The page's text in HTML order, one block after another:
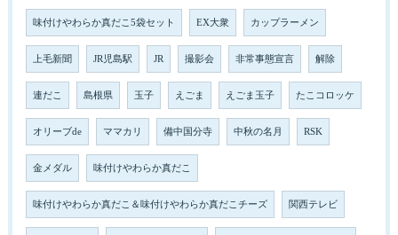
味付けやわらか真だこ5袋セット EX大衆 カップラーメン
上毛新聞 JR児島駅 JR 撮影会 非常事態宣言 解除
連だこ 島根県 玉子 えごま えごま玉子 たこコロッケ
オリーブde ママカリ 備中国分寺 中秋の名月 RSK
金メダル 味付けやわらか真だこ
味付けやわらか真だこ＆味付けやわらか真だこチーズ 関西テレビ